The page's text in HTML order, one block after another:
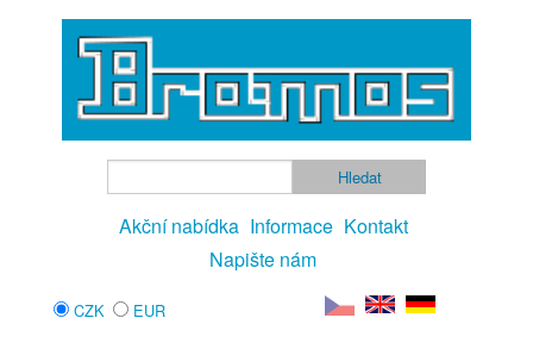
Akční nabídka Informace Kontakt
Napište nám
CZK EUR